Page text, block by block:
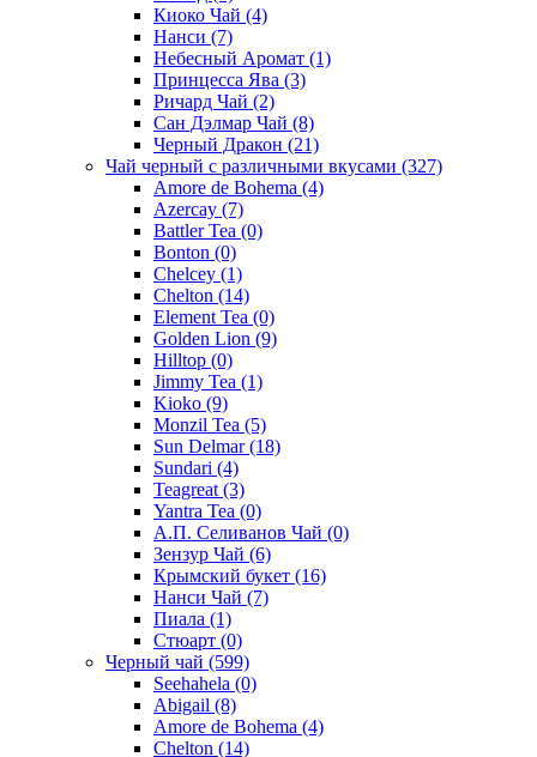
Киоко Чай (4)
Нанси (7)
Небесный Аромат (1)
Принцесса Ява (3)
Ричард Чай (2)
Сан Дэлмар Чай (8)
Черный Дракон (21)
Чай черный с различными вкусами (327)
Amore de Bohema (4)
Azercay (7)
Battler Tea (0)
Bonton (0)
Chelcey (1)
Chelton (14)
Element Tea (0)
Golden Lion (9)
Hilltop (0)
Jimmy Tea (1)
Kioko (9)
Monzil Tea (5)
Sun Delmar(18)
Sundari (4)
Teagreat (3)
Yantra Tea (0)
А.П. Селиванов Чай (0)
Зензур Чай (6)
Крымский букет (16)
Нанси Чай (7)
Пиала (1)
Стюарт (0)
Черный чай (599)
Seehahela (0)
Abigail (8)
Amore de Bohema (4)
Chelton (14)